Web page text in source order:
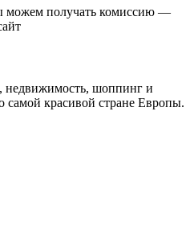
можем получать комиссию —
недвижимость, шоппинг и
красивой стране Европы.